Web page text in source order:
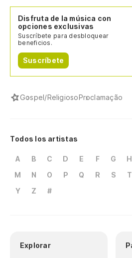
Disfruta de la música con
opciones exclusivas
Suscríbete para desbloquear
beneficios.
Suscríbete
Gospel/ReligiosoProclamação
Todos los artistas
A B C D E F G H
M
N O P Q R S T
Y
Z #
Explorar